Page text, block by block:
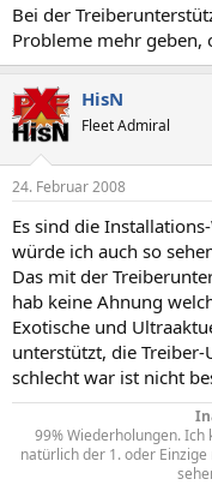
Bei der
Probleme mehr geben,
HisN
Fleet Admiral
24. Februar 2008
Es sind die
würde ich auch so
Das mit der
hab keine Ahnung
Exotische und
unterstützt, die
schlecht war ist nicht
99% Wiederholungen. Ich
natürlich der 1. oder